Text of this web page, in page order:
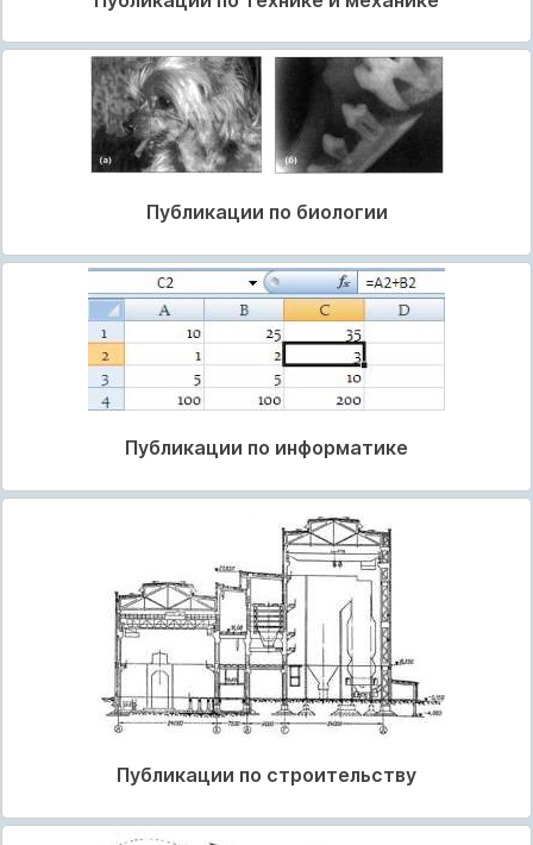
Публикации по биологии
Публикации по информатике
Публикации по строительству